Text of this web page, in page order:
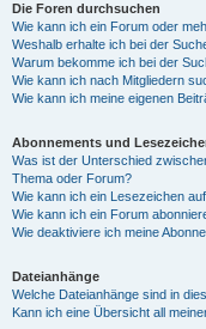
Die Foren durchsuchen
Wie kann ich ein Forum oder
Weshalb erhalte ich bei der
Warum bekomme ich bei der
Wie kann ich nach Mitgliedern
Wie kann ich meine eigenen
Abonnements und
Was ist der Unterschied
Thema oder Forum?
Wie kann ich ein Lesezeichen
Wie kann ich ein Forum
Wie deaktiviere ich meine
Dateianhänge
Welche Dateianhänge sind in
Kann ich eine Übersicht all